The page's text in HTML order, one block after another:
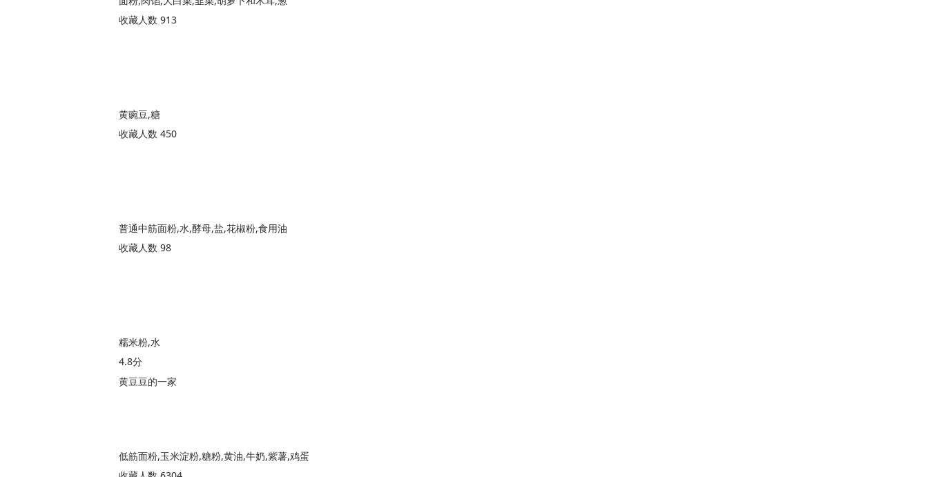
收藏人数 913
黄豌豆,糖
收藏人数 450
普通中筋面粉,水,酵母,盐,花椒粉,食用油
收藏人数 98
糯米粉,水
4.8分
黄豆豆的一家
低筋面粉,玉米淀粉,糖粉,黄油,牛奶,紫薯,鸡蛋